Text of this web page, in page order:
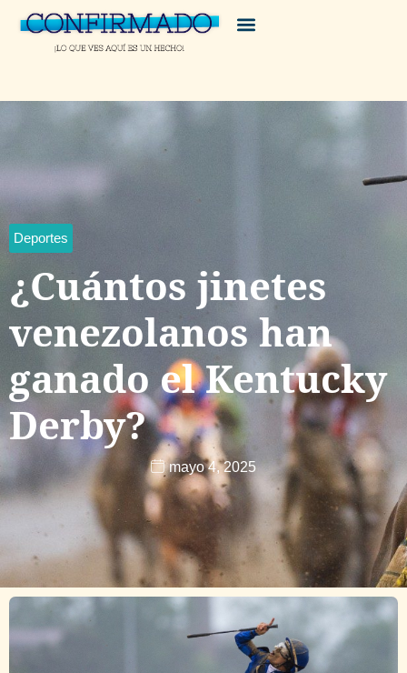
Deportes
¿Cuántos jinetes
venezolanos han
ganado el Kentucky
Derby?
mayo 4, 2025